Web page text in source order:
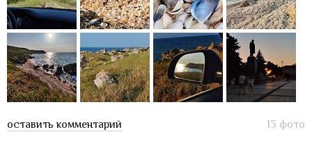
оставить комментарий 13 фото